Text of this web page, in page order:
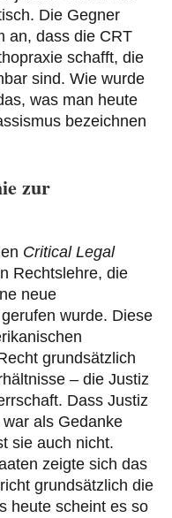
Die Gegner
an, dass die CRT
schafft, die
sind. Wie wurde
was man heute
bezeichnen
zur
Critical Legal
Rechtslehre, die
neue
wurde. Diese
grundsätzlich
– die Justiz
Dass Justiz
als Gedanke
sie auch nicht.
zeigte sich das
grundsätzlich die
heute scheint es so